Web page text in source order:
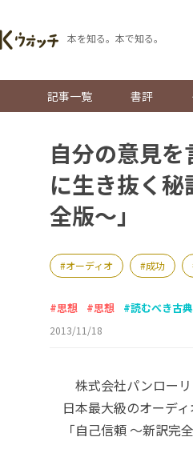
本を知る。本で知る。
記事一覧 書評
自分の意見
に生き抜く
全版～」
オーディオ 成功
思想 思想 読むべき古典
2013/11/18
株式会社パンロー
日本最大級のオーデ
「自己信頼 ～新訳完